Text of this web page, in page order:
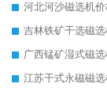
河北河沙磁选机价
吉林铁矿干选磁
广西锰矿湿式磁
江苏干式永磁磁